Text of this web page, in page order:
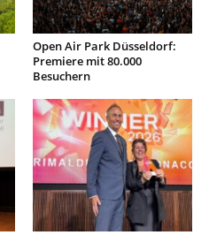
Open Air Park Düsseldorf:
Premiere mit 80.000
Besuchern